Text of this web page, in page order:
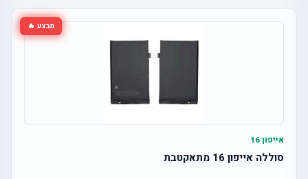
מבצע 🔥
אייפון 16
סוללה אייפון 16 מתאקטבת